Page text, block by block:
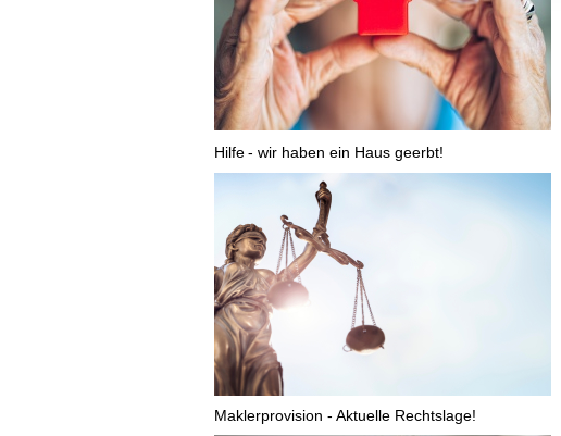
Hilfe- wir haben ein Haus geerbt!
Maklerprovision - Aktuelle Rechtslage!